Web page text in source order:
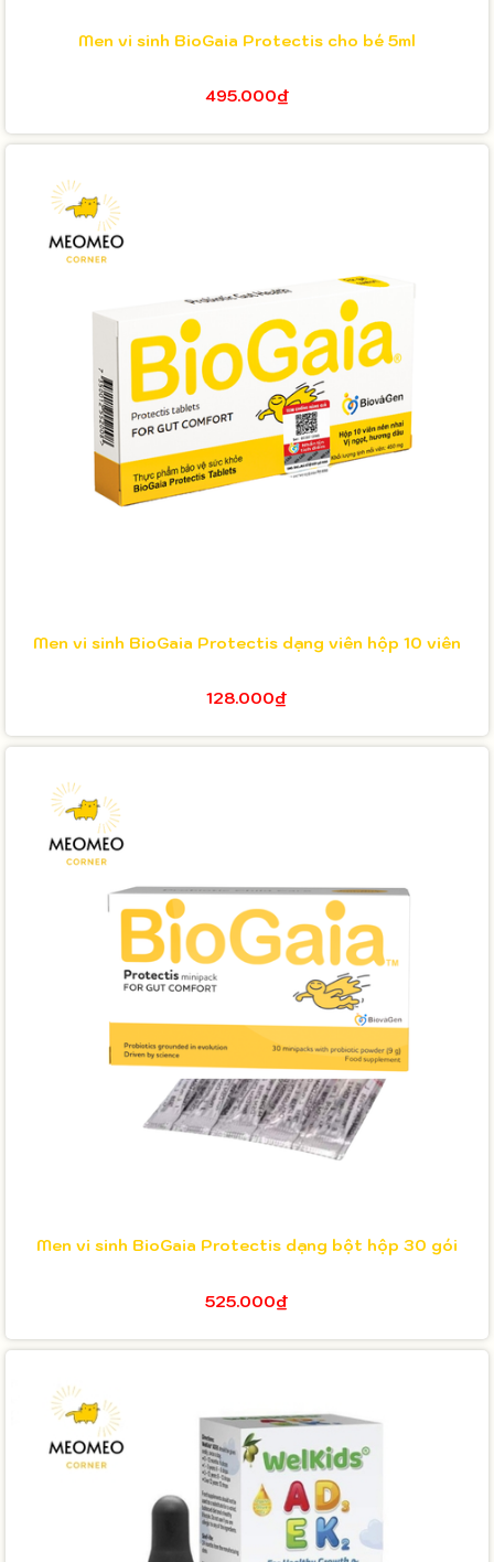
Men vi sinh BioGaia Protectis cho bé 5ml
495.000₫
Men vi sinh BioGaia Protectis dạng viên hộp 10 viên
128.000₫
Men vi sinh BioGaia Protectis dạng bột hộp 30 gói
525.000₫